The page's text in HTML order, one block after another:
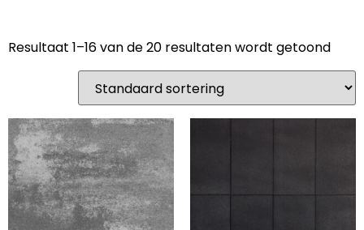
Resultaat 1–16 van de 20 resultaten wordt getoond